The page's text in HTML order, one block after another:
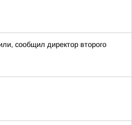
сообщил директор второго